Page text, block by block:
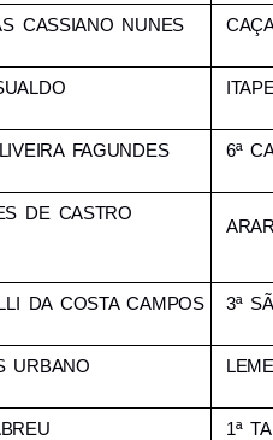
CASSIANO NUNES
FAGUNDES 6ª
DE CASTRO
DA COSTA CAMPOS 3ª
URBANO LEME
1ª